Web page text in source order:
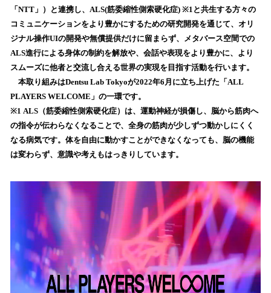
込
み
中
で
す
「NTT」）と連携し、ALS(筋委縮性側索硬化症) ※1と共生する方々の
コミュニケーションをより豊かにするための研究開発を通じて、オリ
ジナル操作UIの開発や無償提供だけに留まらず、メタバース空間での
ALS進行による身体の制約を解放や、会話や表現をより豊かに、より
スムーズに他者と交流し合える世界の実現を目指す活動を行います。
本取り組みはDentsu Lab Tokyoが2022年6月に立ち上げた「ALL
PLAYERS WELCOME」の一環です。
※1 ALS（筋委縮性側索硬化症）は、運動神経が損傷し、脳から筋肉へ
の指令が伝わらなくなることで、全身の筋肉が少しずつ動かしにくく
なる病気です。体を自由に動かすことができなくなっても、脳の機能
は変わらず、意識や考えもはっきりしています。